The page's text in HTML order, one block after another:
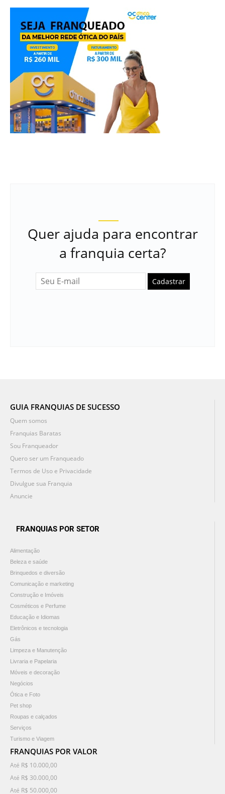
Quer ajuda para encontrar
a franquia certa?
Cadastrar
GUIA FRANQUIAS DE SUCESSO
Quem somos
Franquias Baratas
Sou Franqueador
Quero ser um Franqueado
Termos de Uso e Privacidade
Divulgue sua Franquia
Anuncie
FRANQUIAS POR SETOR
Alimentação
Beleza e saúde
Brinquedos e diversão
Comunicação e marketing
Construção e Imóveis
Cosméticos e Perfume
Educação e Idiomas
Eletrônicos e tecnologia
Gás
Limpeza e Manutenção
Livraria e Papelaria
Móveis e decoração
Negócios
Ótica e Foto
Pet shop
Roupas e calçados
Serviços
Turismo e Viagem
FRANQUIAS POR VALOR
Até R$ 10.000,00
Até R$ 30.000,00
Até R$ 50.000,00